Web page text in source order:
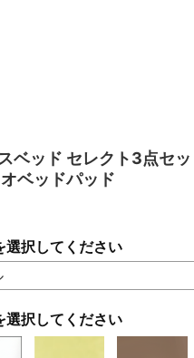
ベッド セレクト3点セッ
ベッドパッド
選択してください
選択してください